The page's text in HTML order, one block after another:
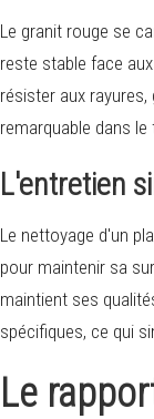
Le granit rouge se
reste stable face
résister aux
remarquable dans
L'entretien
Le nettoyage d'un
pour maintenir sa
maintient ses
spécifiques, ce qui
Le